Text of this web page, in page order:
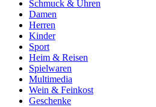
Schmuck & Uhren
Damen
Herren
Kinder
Sport
Heim & Reisen
Spielwaren
Multimedia
Wein & Feinkost
Geschenke